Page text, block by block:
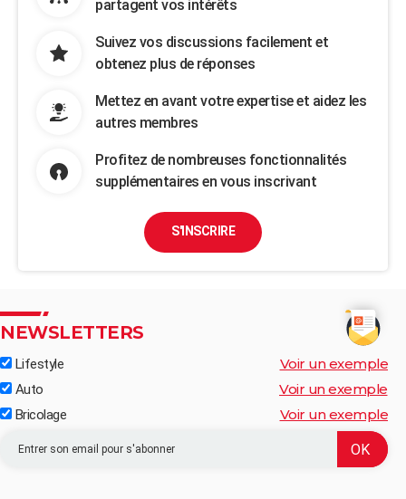
partagent vos intérêts
Suivez vos discussions facilement et
obtenez plus de réponses
Mettez en avant votre expertise et aidez les
autres membres
Profitez de nombreuses fonctionnalités
supplémentaires en vous inscrivant
S'INSCRIRE
NEWSLETTERS
Lifestyle Voir un exemple
Auto Voir un exemple
Bricolage Voir un exemple